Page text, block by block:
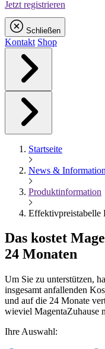
Jetzt registrieren
Schließen
Kontakt Shop
Startseite
News &
Produktinformation
Effektivpreistabelle
Das kostet
24 Monaten
Um Sie zu unterstützen,
insgesamt anfallenden
und auf die 24 Monate
wieviel MagentaZuhause
Ihre Auswahl: